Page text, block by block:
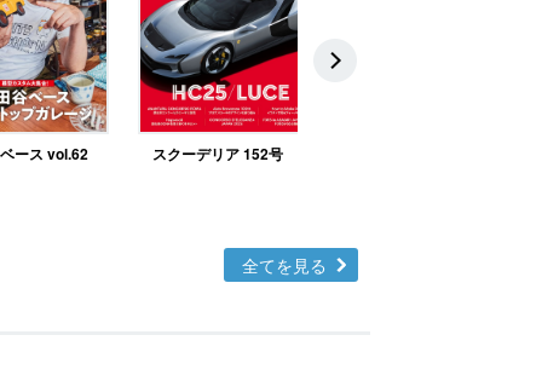
ース vol.62 スクーデリア 152号
全てを見る